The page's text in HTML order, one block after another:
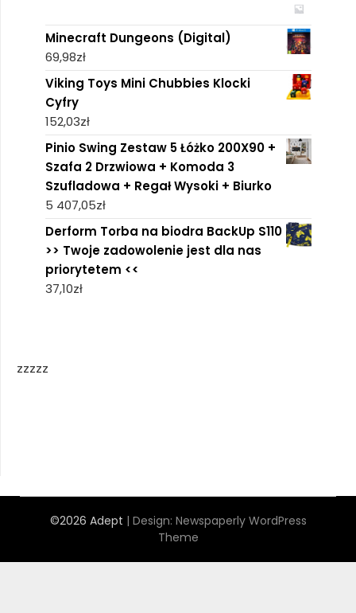
Minecraft Dungeons (Digital)
69,98zł
Viking Toys Mini Chubbies Klocki
Cyfry
152,03zł
Pinio Swing Zestaw 5 Łóżko 200X90 +
Szafa 2 Drzwiowa + Komoda 3
Szufladowa + Regał Wysoki + Biurko
5 407,05zł
Derform Torba na biodra BackUp S110
>> Twoje zadowolenie jest dla nas
priorytetem <<
37,10zł
zzzzz
©2026 Adept | Design: Newspaperly WordPress
Theme